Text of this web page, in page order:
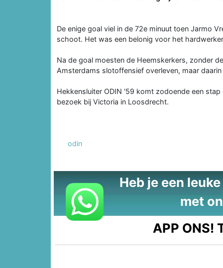
De enige goal viel in de 72e minuut toen Jarmo
schoot. Het was een belonig voor het
Na de goal moesten de Heemskerkers, zonder
Amsterdams slotoffensief overleven, maar
Hekkensluiter ODIN '59 komt zodoende een
bezoek bij Victoria in Loosdrecht.
odin
Heb je een
met
APP ONS!